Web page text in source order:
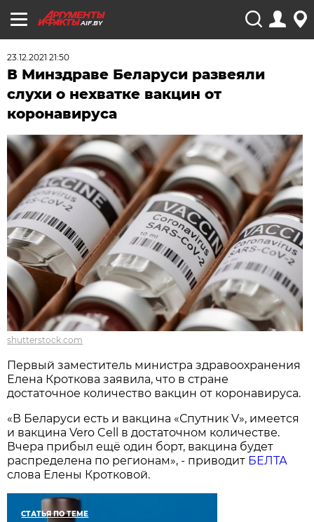
AIF.BY
23.12.2021 21:50
В Минздраве Беларуси развеяли
слухи о нехватке вакцин от
коронавируса
shutterstock.com
Первый заместитель министра здравоохранения
Елена Кроткова заявила, что в стране
достаточное количество вакцин от коронавируса.
«В Беларуси есть и вакцина «Спутник V», имеется
и вакцина Vero Cell в достаточном количестве.
Вчера прибыл ещё один борт, вакцина будет
распределена по регионам», - приводит БЕЛТА
слова Елены Кротковой.
СТАТЬЯ ПО ТЕМЕ